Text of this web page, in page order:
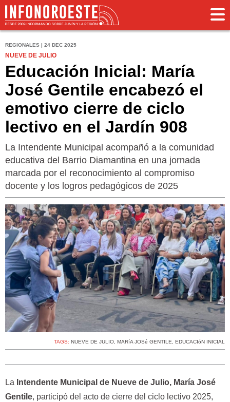
REGIONALES | 24 DEC 2025
NUEVE DE JULIO
Educación Inicial: María
José Gentile encabezó el
emotivo cierre de ciclo
lectivo en el Jardín 908
La Intendente Municipal acompañó a la comunidad
educativa del Barrio Diamantina en una jornada
marcada por el reconocimiento al compromiso
docente y los logros pedagógicos de 2025
TAGS: NUEVE DE JULIO, MARíA JOSé GENTILE, EDUCACIóN INICIAL
La Intendente Municipal de Nueve de Julio, María José
Gentile, participó del acto de cierre del ciclo lectivo 2025,